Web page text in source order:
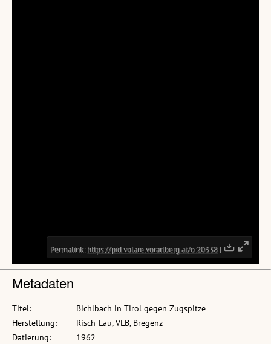
Metadaten
Titel:
Bichlbach in Tirol gegen Zugspitze
Herstellung:
Risch-Lau, VLB, Bregenz
Datierung:
1962